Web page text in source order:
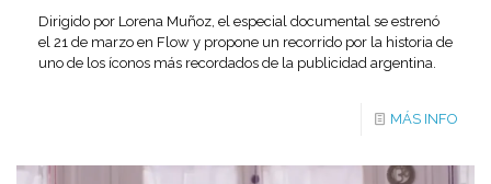
Dirigido por Lorena Muñoz, el especial documental se estrenó
el 21 de marzo en Flow y propone un recorrido por la historia de
uno de los íconos más recordados de la publicidad argentina.
MÁS INFO